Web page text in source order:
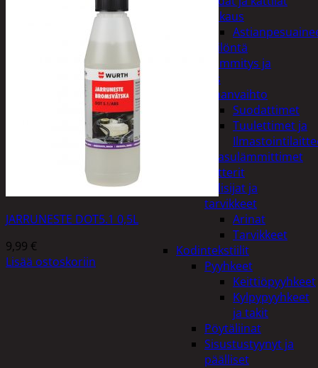
Tiskaus
Säilöntä
Kodin lämmitys ja
tuuletus
Ilmanvaihto
Suodattimet
Tuulettimet ja
Kaasulämmittimet
Patterit
Tulisijat ja
tarvikkeet
Arinat
Tarvikkeet
Kodintekstiilit
Pyyhkeet
Keittiöpyyhkeet
Kylpypyyhkeet
ja takit
Pöytäliinat
Sisustustyynyt ja
päälliset
JARRUNESTE DOT5.1 0,5L
9,99 €
Lisää ostoskoriin